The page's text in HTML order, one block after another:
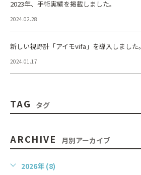
2023年、手術実績を掲載しました。
2024.02.28
新しい視野計「アイモvifa」を導入しました。
2024.01.17
TAG タグ
ARCHIVE 月別アーカイブ
2026年 (8)